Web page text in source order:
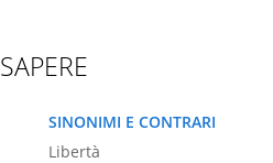
SAPERE
SINONIMI E CONTRARI
Libertà